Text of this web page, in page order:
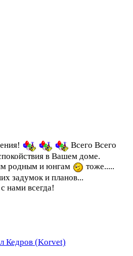
Всего Всего
в Вашем доме.
родным и юнгам
тоже.....
задумок и планов...
нами всегда!
Кедров (Korvet)